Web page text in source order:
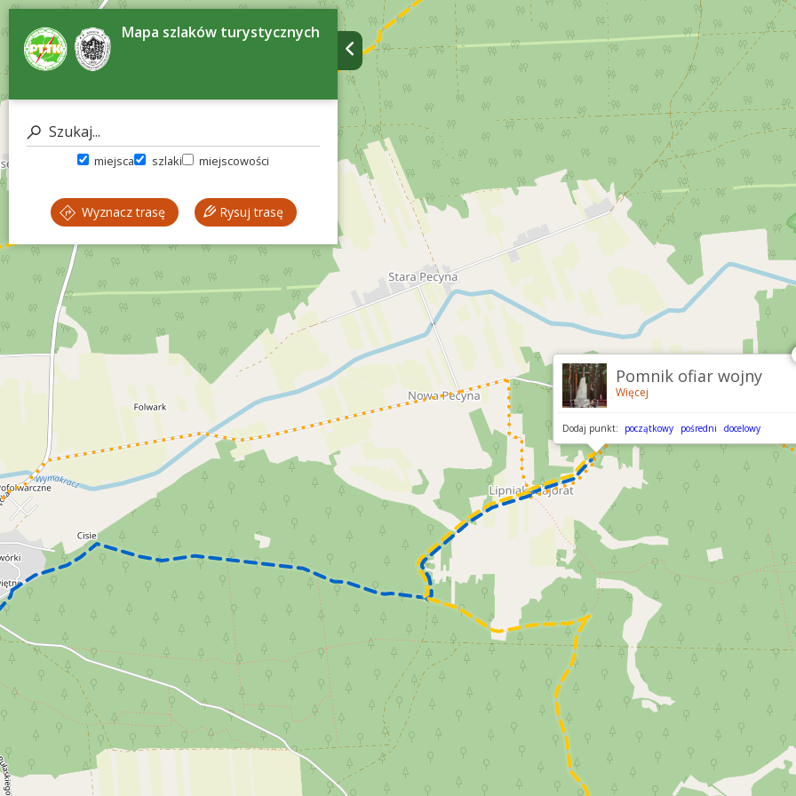
Mapa szlaków turystycznych
miejsca szlaki miejscowości
Wyznacz trasę Rysuj trasę
Pomnik ofiar wojny
Więcej
Dodaj punkt: początkowy pośredni docelowy